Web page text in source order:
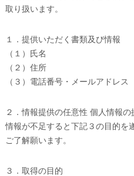
取り扱います。
１．提供いただく書類及び情報
（１）氏名
（２）住所
（３）電話番号・メールアドレス
２．情報提供の任意性 個人情報
情報が不足すると下記３の目的を
ご了解願います。
３．取得の目的